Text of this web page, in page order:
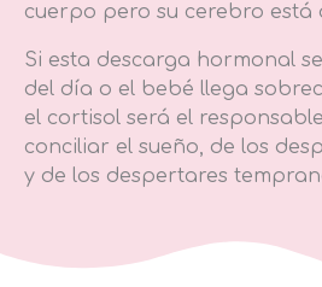
cuerpo pero su cerebro está
Si esta descarga hormonal
del día o el bebé llega
el cortisol será el
conciliar el sueño, de los
y de los despertares